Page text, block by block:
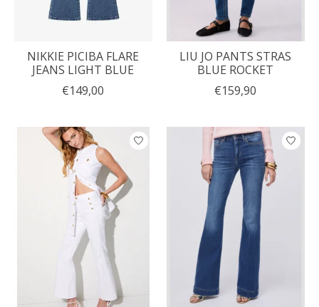
NIKKIE PICIBA FLARE
JEANS LIGHT BLUE
€149,00
LIU JO PANTS STRAS
BLUE ROCKET
€159,90